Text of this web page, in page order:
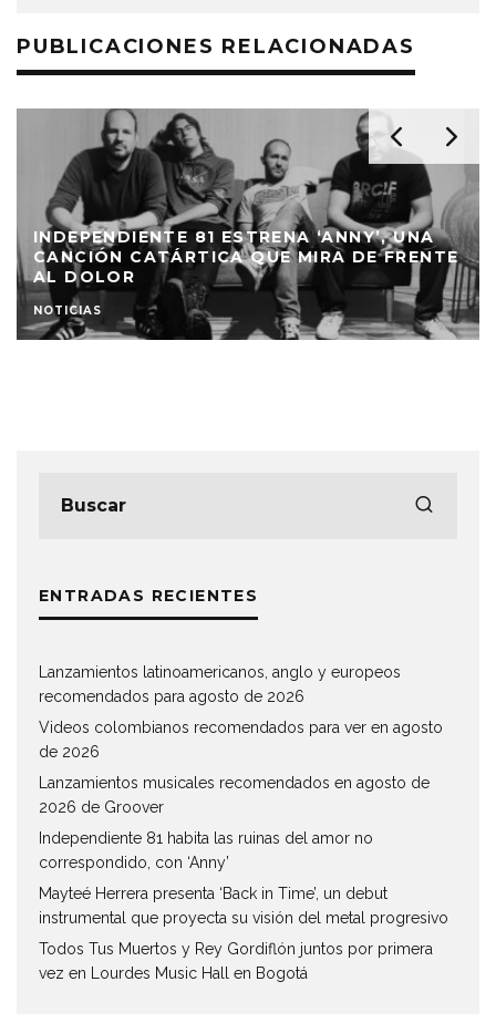
PUBLICACIONES RELACIONADAS
INDEPENDIENTE 81 ESTRENA ‘ANNY’, UNA
CANCIÓN CATÁRTICA QUE MIRA DE FRENTE
AL DOLOR
NOTICIAS
ENTRADAS RECIENTES
Lanzamientos latinoamericanos, anglo y europeos
recomendados para agosto de 2026
Videos colombianos recomendados para ver en agosto
de 2026
Lanzamientos musicales recomendados en agosto de
2026 de Groover
Independiente 81 habita las ruinas del amor no
correspondido, con ‘Anny’
Mayteé Herrera presenta ‘Back in Time’, un debut
instrumental que proyecta su visión del metal progresivo
Todos Tus Muertos y Rey Gordiflón juntos por primera
vez en Lourdes Music Hall en Bogotá